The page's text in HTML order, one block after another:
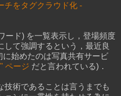
チをタグクラウド化 -
ード) を一覧表示し，登場頻度
て強調するという，最近良
に始めたのは写真共有サービ
ページ だと言われている)．
技術であることは言うまでも